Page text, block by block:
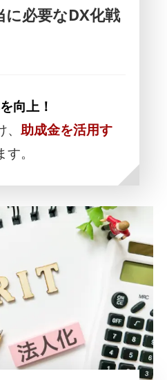
に必要なDX化戦
向上！
、助成金を活用す
。